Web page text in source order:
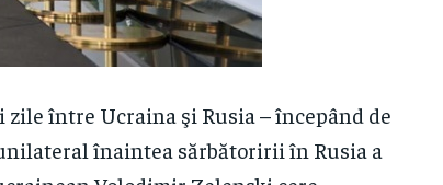
între Ucraina şi Rusia – începând de
înaintea sărbătoririi în Rusia a